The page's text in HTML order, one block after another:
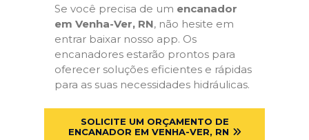
Se você precisa de um encanador
em Venha-Ver, RN, não hesite em
entrar baixar nosso app. Os
encanadores estarão prontos para
oferecer soluções eficientes e rápidas
para as suas necessidades hidráulicas.
SOLICITE UM ORÇAMENTO DE
ENCANADOR EM VENHA-VER, RN